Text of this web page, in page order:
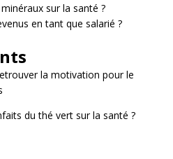
sur la santé ?
en tant que salarié ?
la motivation pour le
du thé vert sur la santé ?